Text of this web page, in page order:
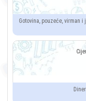
Gotovina, pouzeće, virman